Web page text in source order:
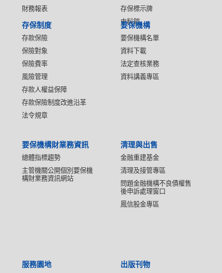
財務報表
存保標示牌
史料館
存保制度
存款保險
保險對象
保險費率
風險管理
存款人權益保障
存款保險制度改進沿革
法令規章
要保機構
要保機構名單
資料下載
法定查核業務
資料講義專區
要保機構財業務資訊
總體指標趨勢
主管機關公開個別要保機
構財業務資訊網站
清理與出售
金融重建基金
清理及接管專區
問題金融機構不良債權售
後申訴處理窗口
鳳信股金專區
服務園地 出版刊物